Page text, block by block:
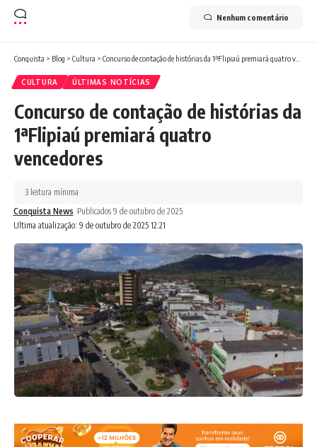
Nenhum comentário
Conquista > Blog > Cultura > Concurso de contação de histórias da 1ªFlipiaú premiará quatro vencedores
CULTURA ÚLTIMAS NOTÍCIAS
Concurso de contação de histórias da
1ªFlipiaú premiará quatro
vencedores
Ultima atualização: 9 de outubro de 2025 12:21
Conquista News Publicados 9 de outubro de 2025
3 leitura mínima